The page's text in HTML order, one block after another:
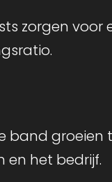
zorgen voor
band groeien
en het bedrijf.